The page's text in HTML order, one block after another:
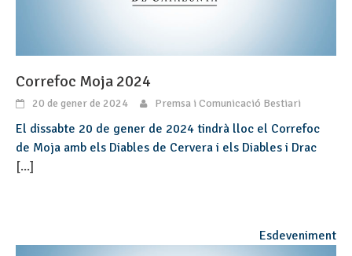
Correfoc Moja 2024
20 de gener de 2024 Premsa i Comunicació Bestiari
El dissabte 20 de gener de 2024 tindrà lloc el Correfoc
de Moja amb els Diables de Cervera i els Diables i Drac
[...]
Esdeveniment